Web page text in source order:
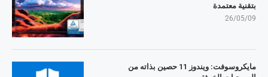
بتقنية معتمدة
26/05/09
مايكروسوفت: ويندوز 11 حصين بذاته من